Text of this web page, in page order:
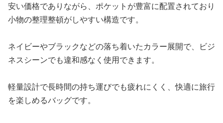
安い価格でありながら、ポケットが豊富に配置されており
小物の整理整頓がしやすい構造です。
ネイビーやブラックなどの落ち着いたカラー展開で、ビジ
ネスシーンでも違和感なく使用できます。
軽量設計で長時間の持ち運びでも疲れにくく、快適に旅行
を楽しめるバッグです。